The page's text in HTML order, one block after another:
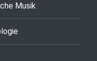
Musik